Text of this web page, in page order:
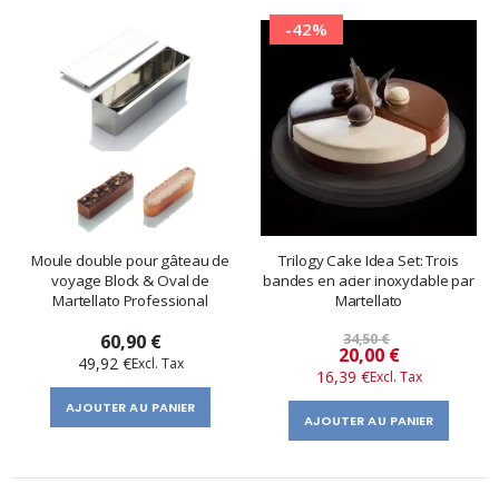
Moule double pour gâteau de
voyage Block & Oval de
Martellato Professional
60,90 €
49,92 €
AJOUTER AU PANIER
-42%
Trilogy Cake Idea Set: Trois
bandes en acier inoxydable par
Martellato
34,50 €
Prix
​​
spécial
20,00 €
16,39 €
AJOUTER AU PANIER